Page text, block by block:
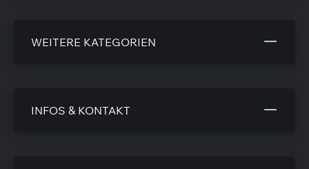
WEITERE KATEGORIEN
INFOS & KONTAKT